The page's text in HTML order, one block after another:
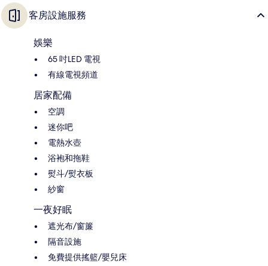
客房設施服務
娛樂
65 吋LED 電視
有線電視頻道
居家配備
空調
迷你吧
電熱水壺
浴袍和拖鞋
熨斗/熨衣板
紗窗
一夜好眠
遮光布/窗簾
隔音設施
免費提供搖籃/嬰兒床